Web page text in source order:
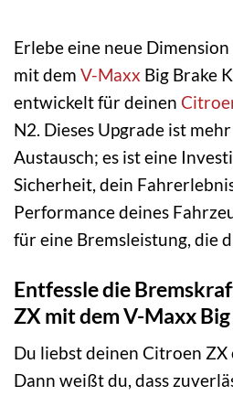
Erlebe eine neue
mit dem V-Maxx Big Brake
entwickelt für deinen
N2. Dieses Upgrade ist
Austausch; es ist eine
Sicherheit, dein
Performance deines
für eine Bremsleistung, die
Entfessle die
ZX mit dem V-Maxx
Du liebst deinen Citroen ZX
Dann weißt du, dass